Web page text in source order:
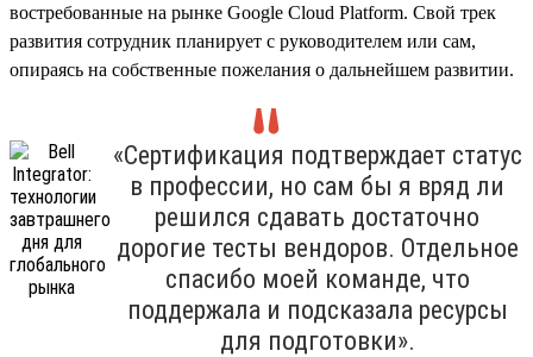
востребованные на рынке Google Cloud Platform. Свой трек
развития сотрудник планирует с руководителем или сам,
опираясь на собственные пожелания о дальнейшем развитии.
«Сертификация подтверждает статус
в профессии, но сам бы я вряд ли
решился сдавать достаточно
дорогие тесты вендоров. Отдельное
спасибо моей команде, что
поддержала и подсказала ресурсы
для подготовки».